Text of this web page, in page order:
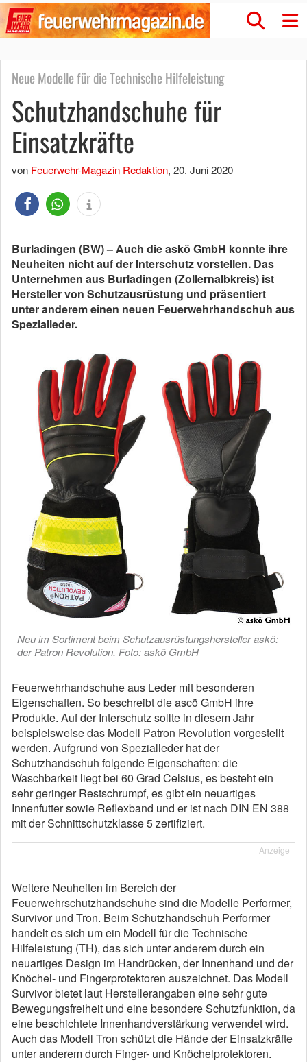
Neue Modelle für die Technische Hilfeleistung
Schutzhandschuhe für
Einsatzkräfte
von Feuerwehr-Magazin Redaktion, 20. Juni 2020
Burladingen (BW) –Auch die askö GmbH konnte ihre
Neuheiten nicht auf der Interschutz vorstellen. Das
Unternehmen aus Burladingen (Zollernalbkreis) ist
Hersteller von Schutzausrüstung und präsentiert
unter anderem einen neuen Feuerwehrhandschuh aus
Spezialleder.
Neu im Sortiment beim Schutzausrüstungshersteller askö:
der Patron Revolution. Foto: askö GmbH
Feuerwehrhandschuhe aus Leder mit besonderen
Eigenschaften. So beschreibt die ascö GmbH ihre
Produkte. Auf der Interschutz sollte in diesem Jahr
beispielsweise das Modell Patron Revolution vorgestellt
werden. Aufgrund von Spezialleder hat der
Schutzhandschuh folgende Eigenschaften: die
Waschbarkeit liegt bei 60 Grad Celsius, es besteht ein
sehr geringer Restschrumpf, es gibt ein neuartiges
Innenfutter sowie Reflexband und er ist nach DIN EN 388
mit der Schnittschutzklasse 5 zertifiziert.
Anzeige
Weitere Neuheiten im Bereich der
Feuerwehrschutzhandschuhe sind die Modelle Performer,
Survivor und Tron. Beim Schutzhandschuh Performer
handelt es sich um ein Modell für die Technische
Hilfeleistung (TH), das sich unter anderem durch ein
neuartiges Design im Handrücken, der Innenhand und der
Knöchel- und Fingerprotektoren auszeichnet. Das Modell
Survivor bietet laut Herstellerangaben eine sehr gute
Bewegungsfreiheit und eine besondere Schutzfunktion, da
eine beschichtete Innenhandverstärkung verwendet wird.
Auch das Modell Tron schützt die Hände der Einsatzkräfte
unter anderem durch Finger- und Knöchelprotektoren.